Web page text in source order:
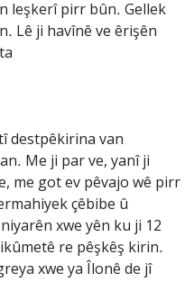
leşkerî pirr bûn. Gellek
Lê ji havînê ve êrişên
destpêkirina van
Me ji par ve, yanî ji
me got ev pêvajo wê pirr
çêbibe û
xwe yên ku ji 12
re pêşkêş kirin.
xwe ya Îlonê de jî